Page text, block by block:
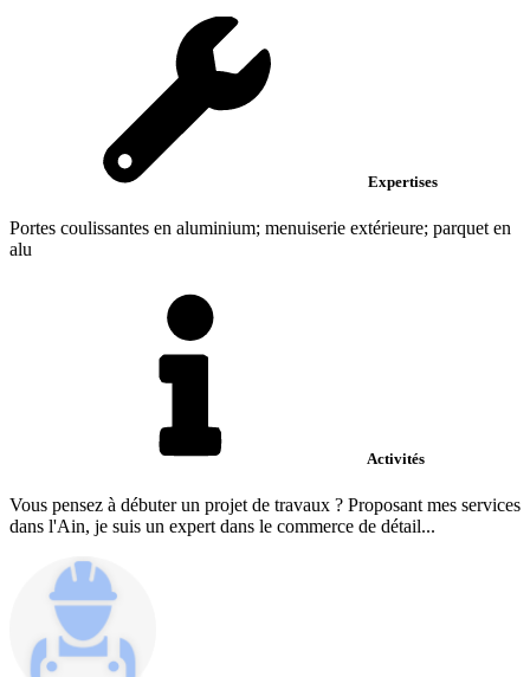
Expertises
Portes coulissantes en aluminium; menuiserie extérieure; parquet en
alu
Activités
Vous pensez à débuter un projet de travaux ? Proposant mes services
dans l'Ain, je suis un expert dans le commerce de détail...